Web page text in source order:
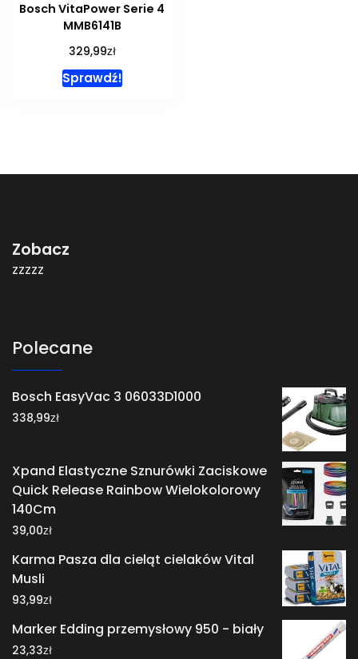
Bosch VitaPower Serie 4
MMB6141B
329,99zł
Sprawdź!
Zobacz
zzzzz
Polecane
Bosch EasyVac 3 06033D1000
338,99zł
Xpand Elastyczne Sznurówki Zaciskowe
Quick Release Rainbow Wielokolorowy
140Cm
39,00zł
Karma Pasza dla cieląt cielaków Vital
Musli
93,99zł
Marker Edding przemysłowy 950 - biały
23,33zł